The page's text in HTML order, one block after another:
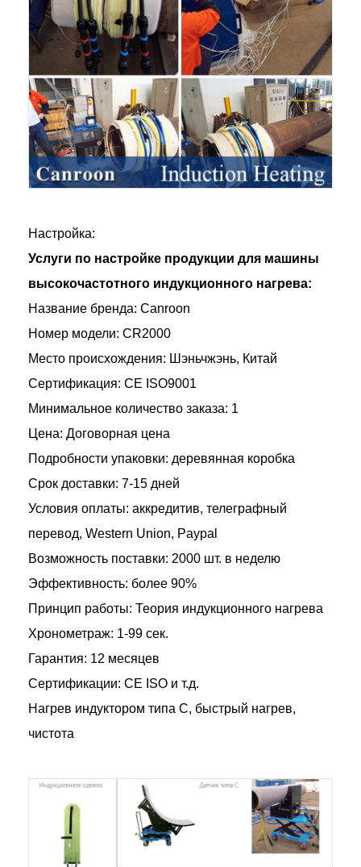
Настройка:
Услуги по настройке продукции для машины
высокочастотного индукционного нагрева:
Название бренда: Canroon
Номер модели: CR2000
Место происхождения: Шэньчжэнь, Китай
Сертификация: CE ISO9001
Минимальное количество заказа: 1
Цена: Договорная цена
Подробности упаковки: деревянная коробка
Срок доставки: 7-15 дней
Условия оплаты: аккредитив, телеграфный
перевод, Western Union, Paypal
Возможность поставки: 2000 шт. в неделю
Эффективность: более 90%
Принцип работы: Теория индукционного нагрева
Хронометраж: 1-99 сек.
Гарантия: 12 месяцев
Сертификации: CE ISO и т.д.
Нагрев индуктором типа С, быстрый нагрев,
чистота